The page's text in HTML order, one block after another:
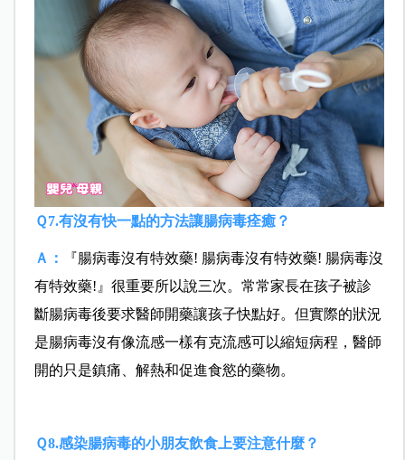
Ｑ7.有沒有快一點的方法讓腸病毒痊癒？
Ａ：
『腸病毒沒有特效藥! 腸病毒沒有特效藥! 腸病毒沒
有特效藥!』很重要所以說三次。 常常家長在孩子被診
斷腸病毒後要求醫師開藥讓孩子快點好。但實際的狀況
是腸病毒沒有像流感一樣有克流感可以縮短病程，醫師
開的只是鎮痛、解熱和促進食慾的藥物。
Ｑ8.感染腸病毒的小朋友飲食上要注意什麼？